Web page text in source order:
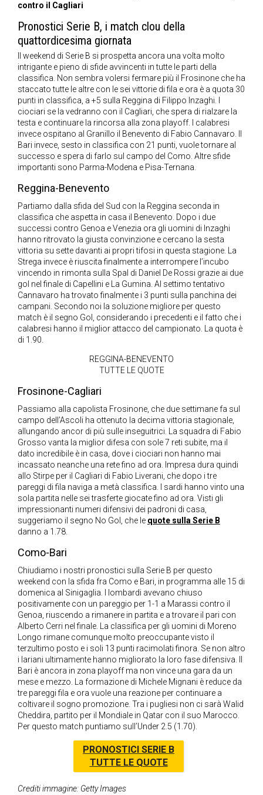
contro il Cagliari
Pronostici Serie B, i match clou della
quattordicesima giornata
Il weekend di Serie B si prospetta ancora una volta molto
intrigante e pieno di sfide avvincenti in tutte le parti della
classifica. Non sembra volersi fermare più il Frosinone che ha
staccato tutte le altre con le sei vittorie di fila e ora è a quota 30
punti in classifica, a +5 sulla Reggina di Filippo Inzaghi. I
ciociari se la vedranno con il Cagliari, che spera di rialzare la
testa e continuare la rincorsa alla zona playoff. I calabresi
invece ospitano al Granillo il Benevento di Fabio Cannavaro. Il
Bari invece, sesto in classifica con 21 punti, vuole tornare al
successo e spera di farlo sul campo del Como. Altre sfide
importanti sono Parma-Modena e Pisa-Ternana.
Reggina-Benevento
Partiamo dalla sfida del Sud con la Reggina seconda in
classifica che aspetta in casa il Benevento. Dopo i due
successi contro Genoa e Venezia ora gli uomini di Inzaghi
hanno ritrovato la giusta convinzione e cercano la sesta
vittoria su sette davanti ai propri tifosi in questa stagione. La
Strega invece è riuscita finalmente a interrompere l’incubo
vincendo in rimonta sulla Spal di Daniel De Rossi grazie ai due
gol nel finale di Capellini e La Gumina. Al settimo tentativo
Cannavaro ha trovato finalmente i 3 punti sulla panchina dei
campani. Secondo noi la soluzione migliore per questo
match è il segno Gol, considerando i precedenti e il fatto che i
calabresi hanno il miglior attacco del campionato. La quota è
di 1.90.
REGGINA-BENEVENTO
TUTTE LE QUOTE
Frosinone-Cagliari
Passiamo alla capolista Frosinone, che due settimane fa sul
campo dell’Ascoli ha ottenuto la decima vittoria stagionale,
allungando ancor di più sulle inseguitrici. La squadra di Fabio
Grosso vanta la miglior difesa con sole 7 reti subite, ma il
dato incredibile è in casa, dove i ciociari non hanno mai
incassato neanche una rete fino ad ora. Impresa dura quindi
allo Stirpe per il Cagliari di Fabio Liverani, che dopo i tre
pareggi di fila naviga a metà classifica. I sardi hanno vinto una
sola partita nelle sei trasferte giocate fino ad ora. Visti gli
impressionanti numeri difensivi dei padroni di casa,
suggeriamo il segno No Gol, che le quote sulla Serie B
danno a 1.78.
Como-Bari
Chiudiamo i nostri pronostici sulla Serie B per questo
weekend con la sfida fra Como e Bari, in programma alle 15 di
domenica al Sinigaglia. I lombardi avevano chiuso
positivamente con un pareggio per 1-1 a Marassi contro il
Genoa, riuscendo a rimanere in partita e a trovare il pari con
Alberto Cerri nel finale. La classifica per gli uomini di Moreno
Longo rimane comunque molto preoccupante visto il
terzultimo posto e i soli 13 punti racimolati finora. Se non altro
i lariani ultimamente hanno migliorato la loro fase difensiva. Il
Bari è ancora in zona playoff ma non vince una gara da un
mese e mezzo. La formazione di Michele Mignani è reduce da
tre pareggi fila e ora vuole una reazione per continuare a
coltivare il sogno promozione. Tra i pugliesi non ci sarà Walid
Cheddira, partito per il Mondiale in Qatar con il suo Marocco.
Per questo match puntiamo sull’Under 2.5 (1.70).
PRONOSTICI SERIE B
TUTTE LE QUOTE
Crediti immagine: Getty Images